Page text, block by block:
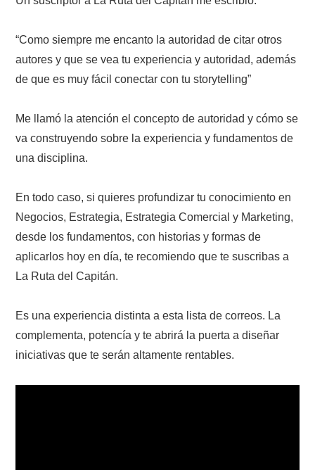
“Como siempre me encanto la autoridad de citar otros
autores y que se vea tu experiencia y autoridad, además
de que es muy fácil conectar con tu storytelling”
Me llamó la atención el concepto de autoridad y cómo se
va construyendo sobre la experiencia y fundamentos de
una disciplina.
En todo caso, si quieres profundizar tu conocimiento en
Negocios, Estrategia, Estrategia Comercial y Marketing,
desde los fundamentos, con historias y formas de
aplicarlos hoy en día, te recomiendo que te suscribas a
La Ruta del Capitán.
Es una experiencia distinta a esta lista de correos. La
complementa, potencía y te abrirá la puerta a diseñar
iniciativas que te serán altamente rentables.